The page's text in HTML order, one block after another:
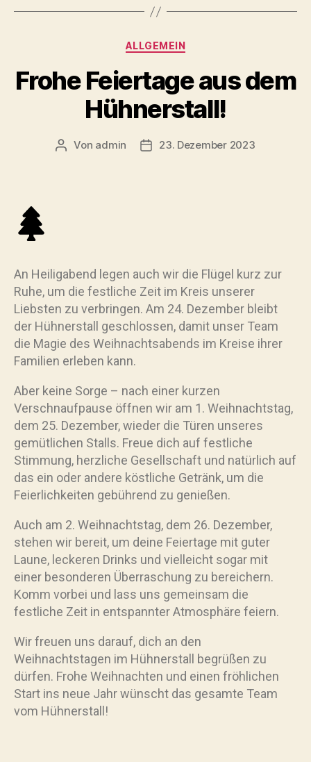
ALLGEMEIN
Frohe Feiertage aus dem
Hühnerstall!
Von admin 23. Dezember 2023
An Heiligabend legen auch wir die Flügel kurz zur
Ruhe, um die festliche Zeit im Kreis unserer
Liebsten zu verbringen. Am 24. Dezember bleibt
der Hühnerstall geschlossen, damit unser Team
die Magie des Weihnachtsabends im Kreise ihrer
Familien erleben kann.
Aber keine Sorge – nach einer kurzen
Verschnaufpause öffnen wir am 1. Weihnachtstag,
dem 25. Dezember, wieder die Türen unseres
gemütlichen Stalls. Freue dich auf festliche
Stimmung, herzliche Gesellschaft und natürlich auf
das ein oder andere köstliche Getränk, um die
Feierlichkeiten gebührend zu genießen.
Auch am 2. Weihnachtstag, dem 26. Dezember,
stehen wir bereit, um deine Feiertage mit guter
Laune, leckeren Drinks und vielleicht sogar mit
einer besonderen Überraschung zu bereichern.
Komm vorbei und lass uns gemeinsam die
festliche Zeit in entspannter Atmosphäre feiern.
Wir freuen uns darauf, dich an den
Weihnachtstagen im Hühnerstall begrüßen zu
dürfen. Frohe Weihnachten und einen fröhlichen
Start ins neue Jahr wünscht das gesamte Team
vom Hühnerstall!